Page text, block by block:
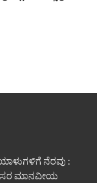
ನೆರವು :
ಮಾನವೀಯ